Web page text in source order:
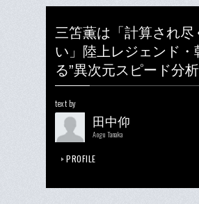
三笘薫は「計算され
い」陸上レジェンド
る”異次元スピード分析
text by
田中仰
Aogu Tanaka
PROFILE